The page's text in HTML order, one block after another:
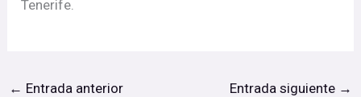
Tenerife.
← Entrada anterior Entrada siguiente →